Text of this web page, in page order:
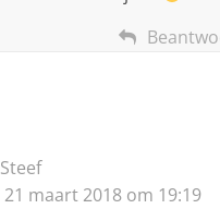
Steef
21 maart 2018 om 19:19